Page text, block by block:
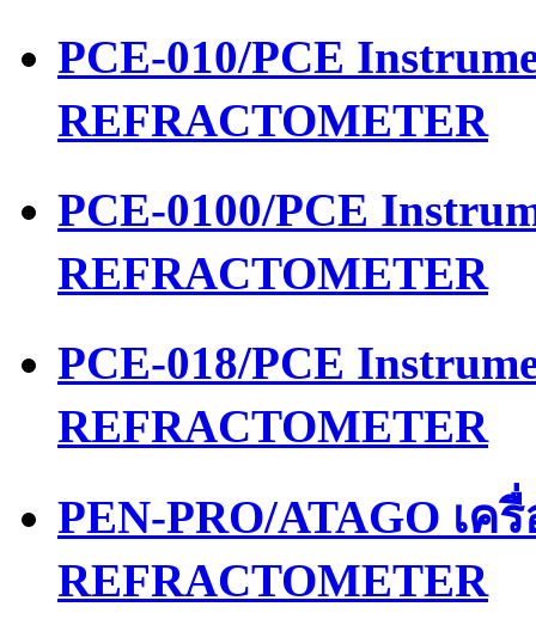
PCE-010/PCE
REFRACTOMETER
PCE-0100/PCE
REFRACTOMETER
PCE-018/PCE
REFRACTOMETER
PEN-PRO/ATAGO เ
REFRACTOMETER